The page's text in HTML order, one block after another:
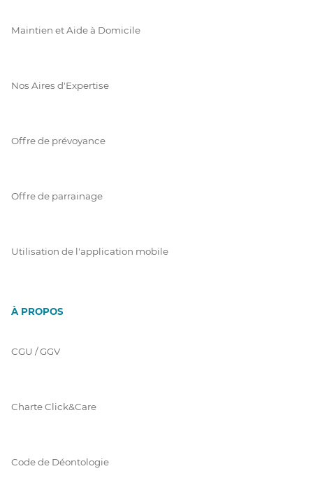
Maintien et Aide à Domicile
Nos Aires d'Expertise
Offre de prévoyance
Offre de parrainage
Utilisation de l'application mobile
À PROPOS
CGU / GGV
Charte Click&Care
Code de Déontologie